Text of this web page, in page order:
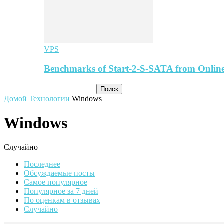
VPS
Benchmarks of Start-2-S-SATA from
Домой Технологии Windows
Windows
Случайно
Последнее
Обсуждаемые посты
Самое популярное
Популярное за 7 дней
По оценкам в отзывах
Случайно